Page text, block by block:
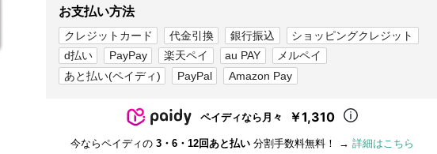
お支払い方法
クレジットカード 代金引換 銀行振込
ショッピングクレジット
d払い
PayPay 楽天ペイ au PAY
メルペイ
あと払い(ペイディ)
PayPal Amazon Pay
ペイディなら月々 ￥1,310
今ならペイディの 3・6・12回あと払い 分割手数料無料！ → 詳細はこちら